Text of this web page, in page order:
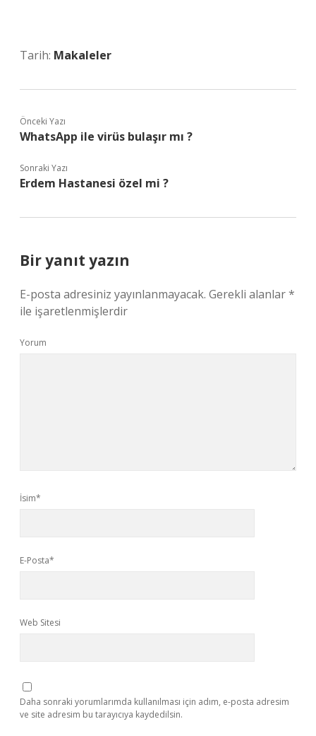
Tarih: Makaleler
Önceki Yazı
WhatsApp ile virüs bulaşır mı ?
Sonraki Yazı
Erdem Hastanesi özel mi ?
Bir yanıt yazın
E-posta adresiniz yayınlanmayacak. Gerekli alanlar*
ile işaretlenmişlerdir
Yorum
İsim*
E-Posta*
Web Sitesi
Daha sonraki yorumlarımda kullanılması için adım, e-posta adresim
ve site adresim bu tarayıcıya kaydedilsin.